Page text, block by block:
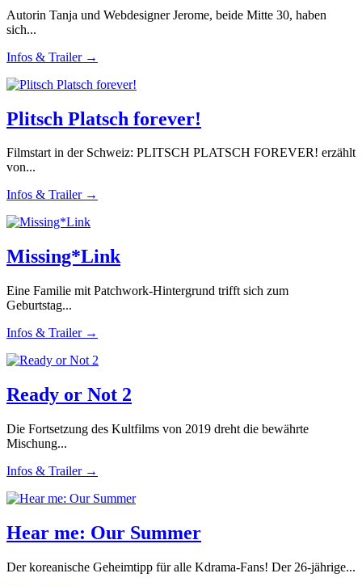
Autorin Tanja und Webdesigner Jerome, beide Mitte 30, haben
sich...
Infos & Trailer →
Plitsch Platsch forever!
Filmstart in der Schweiz: PLITSCH PLATSCH FOREVER! erzählt
von...
Infos & Trailer →
Missing*Link
Eine Familie mit Patchwork-Hintergrund trifft sich zum
Geburtstag...
Infos & Trailer →
Ready or Not 2
Die Fortsetzung des Kultfilms von 2019 dreht die bewährte
Mischung...
Infos & Trailer →
Hear me: Our Summer
Der koreanische Geheimtipp für alle Kdrama-Fans! Der 26-jährige...